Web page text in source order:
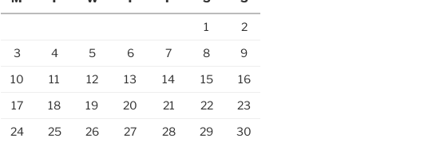
1
2
3
4 5 6 7 8
9
10
11 12 13 14 15
16
17
18 19 20 21 22
23
24
25 26 27 28 29
30